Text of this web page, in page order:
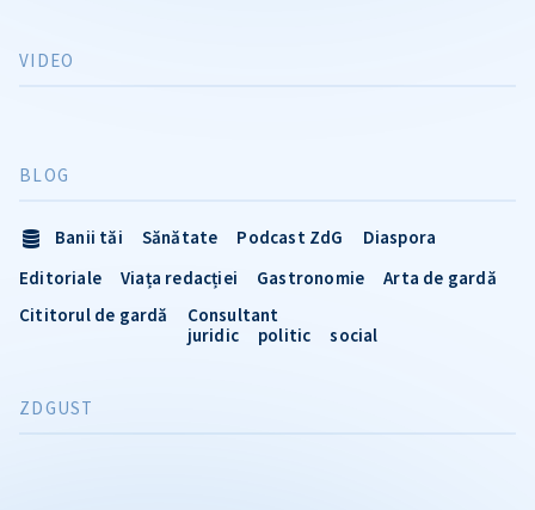
VIDEO
BLOG
Banii tăi Sănătate Podcast ZdG
Diaspora
Editoriale
Viața redacției Gastronomie
Arta de gardă
Cititorul de gardă
Consultant
juridic
politic social
ZDGUST